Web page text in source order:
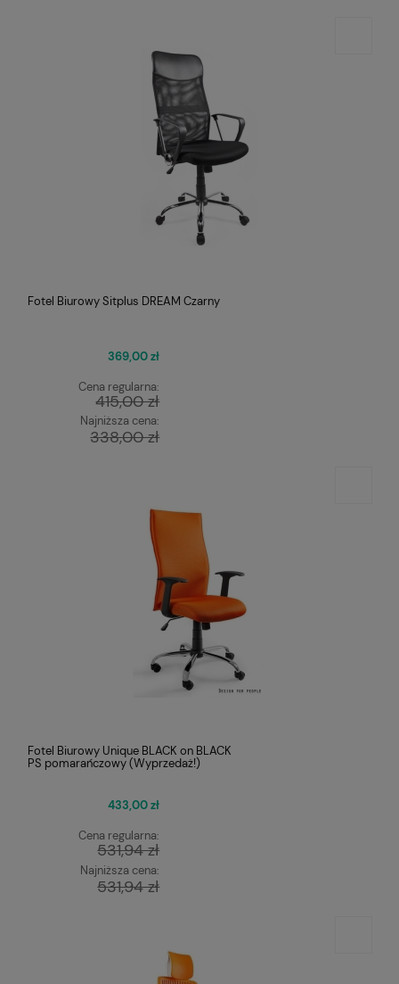
Fotel Biurowy Sitplus DREAM Czarny
369,00 zł
Cena regularna:
415,00 zł
Najniższa cena:
338,00 zł
Fotel Biurowy Unique BLACK on BLACK
PS pomarańczowy (Wyprzedaż!)
433,00 zł
Cena regularna:
531,94 zł
Najniższa cena:
531,94 zł